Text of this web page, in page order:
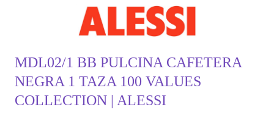
MDL02/1 BB PULCINA CAFETERA
NEGRA 1 TAZA 100 VALUES
COLLECTION | ALESSI